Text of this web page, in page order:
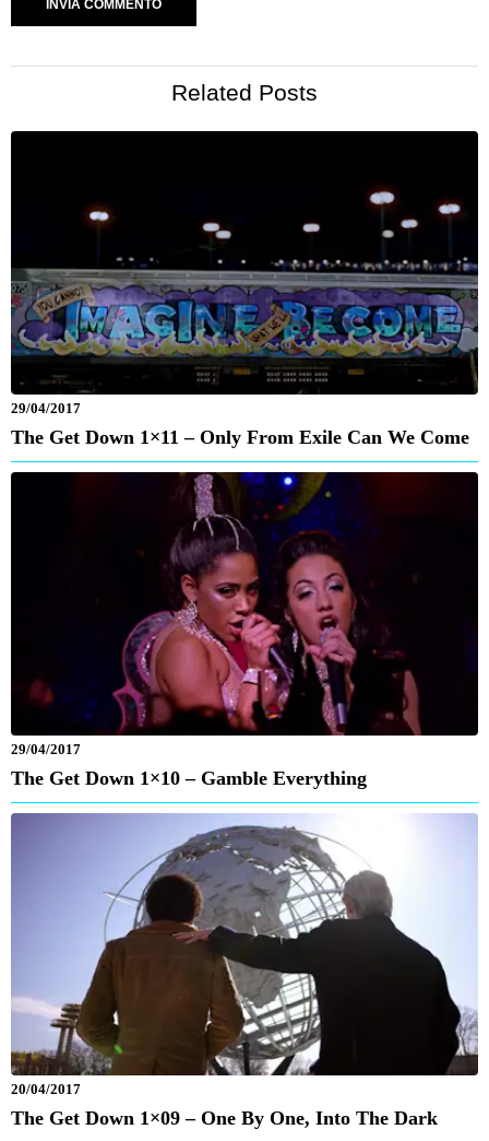
Related Posts
29/04/2017
The Get Down 1×11 – Only From Exile Can We Come
29/04/2017
The Get Down 1×10 – Gamble Everything
20/04/2017
The Get Down 1×09 – One By One, Into The Dark